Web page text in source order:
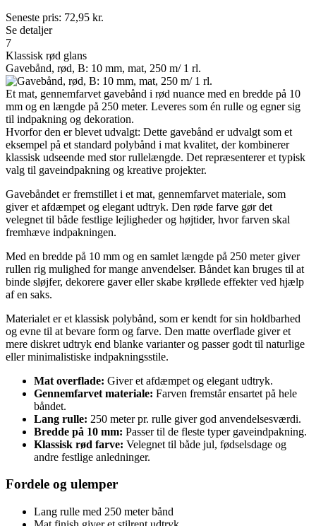
Seneste pris: 72,95 kr.
Se detaljer
7
Klassisk rød glans
Gavebånd, rød, B: 10 mm, mat, 250 m/ 1 rl.
Et mat, gennemfarvet gavebånd i rød nuance med en bredde på 10
mm og en længde på 250 meter. Leveres som én rulle og egner sig
til indpakning og dekoration.
Hvorfor den er blevet udvalgt: Dette gavebånd er udvalgt som et
eksempel på et standard polybånd i mat kvalitet, der kombinerer
klassisk udseende med stor rullelængde. Det repræsenterer et typisk
valg til gaveindpakning og kreative projekter.
Gavebåndet er fremstillet i et mat, gennemfarvet materiale, som
giver et afdæmpet og elegant udtryk. Den røde farve gør det
velegnet til både festlige lejligheder og højtider, hvor farven skal
fremhæve indpakningen.
Med en bredde på 10 mm og en samlet længde på 250 meter giver
rullen rig mulighed for mange anvendelser. Båndet kan bruges til at
binde sløjfer, dekorere gaver eller skabe krøllede effekter ved hjælp
af en saks.
Materialet er et klassisk polybånd, som er kendt for sin holdbarhed
og evne til at bevare form og farve. Den matte overflade giver et
mere diskret udtryk end blanke varianter og passer godt til naturlige
eller minimalistiske indpakningsstile.
Mat overflade: Giver et afdæmpet og elegant udtryk.
Gennemfarvet materiale: Farven fremstår ensartet på hele
båndet.
Lang rulle: 250 meter pr. rulle giver god anvendelsesværdi.
Bredde på 10 mm: Passer til de fleste typer gaveindpakning.
Klassisk rød farve: Velegnet til både jul, fødselsdage og
andre festlige anledninger.
Fordele og ulemper
Lang rulle med 250 meter bånd